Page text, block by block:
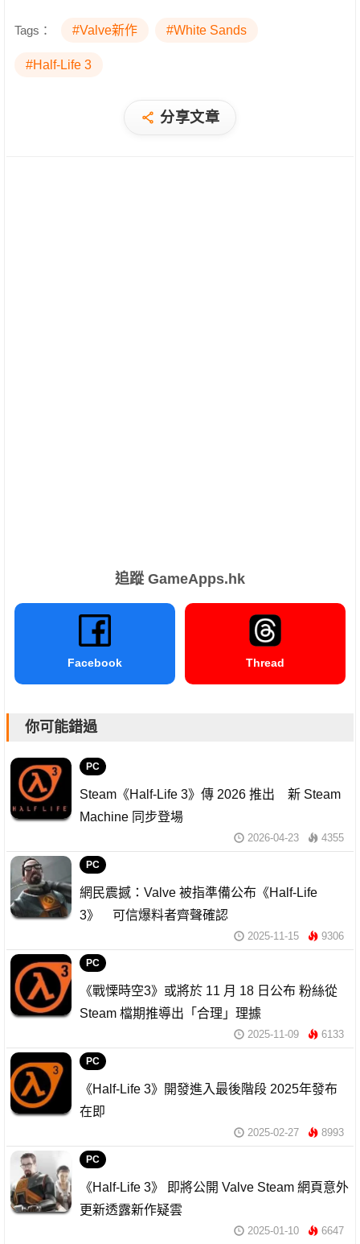
Tags： #Valve新作 #White Sands
#Half-Life 3
分享文章
追蹤 GameApps.hk
Facebook Thread
你可能錯過
PC
Steam《Half-Life 3》傳 2026 推出 新 Steam
Machine 同步登場
2026-04-23 4355
PC
網民震撼：Valve 被指準備公布《Half-Life
3》 可信爆料者齊聲確認
2025-11-15 9306
PC
《戰慄時空3》或將於 11 月 18 日公布 粉絲從
Steam 檔期推導出「合理」理據
2025-11-09 6133
PC
《Half-Life 3》開發進入最後階段 2025年發布
在即
2025-02-27 8993
PC
《Half-Life 3》 即將公開 Valve Steam 網頁意外
更新透露新作疑雲
2025-01-10 6647